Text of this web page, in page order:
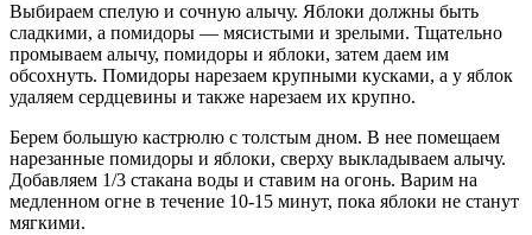
Выбираем спелую и сочную алычу. Яблоки должны быть
сладкими, а помидоры — мясистыми и зрелыми. Тщательно
промываем алычу, помидоры и яблоки, затем даем им
обсохнуть. Помидоры нарезаем крупными кусками, а у яблок
удаляем сердцевины и также нарезаем их крупно.
Берем большую кастрюлю с толстым дном. В нее помещаем
нарезанные помидоры и яблоки, сверху выкладываем алычу.
Добавляем 1/3 стакана воды и ставим на огонь. Варим на
медленном огне в течение 10-15 минут, пока яблоки не станут
мягкими.